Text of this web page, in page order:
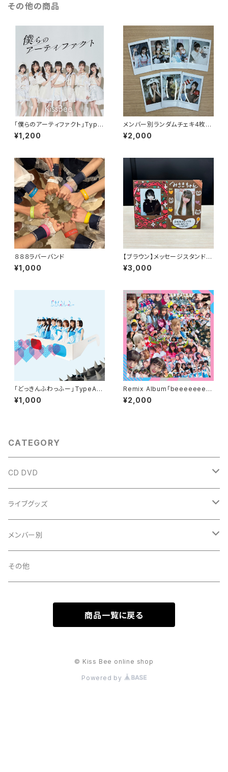
その他の商品
「僕らのアーティファクト」Type
A-C
¥1,200
メンバー別ランダムチェキ4枚セ
ット
¥2,000
８８８ラバーバンド
¥1,000
【ブラウン】メッセージスタンド
(チェキ付き)
¥3,000
「どっきんふわっふー」TypeA-
D
¥1,000
Remix Album「beeeeeeea
t」 Type A-B
¥2,000
CATEGORY
CD DVD
single
album
DVD
ライブグッズ
タオル
Ｔシャツ
メンバー別
中山星香
その他
商品一覧に戻る
© Kiss Bee online shop
Powered by